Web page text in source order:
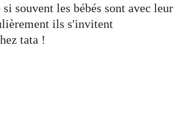
souvent les bébés sont avec leur
ils s'invitent
tata !